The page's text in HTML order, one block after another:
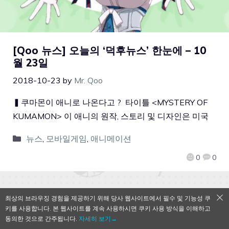
[Qoo 뉴스] 오늘의 ‘덕후뉴스’ 한눈에 – 10
월 23일
2018-10-23 by Mr. Qoo
0 0
▍쿠마몬이 애니로 나온다고 ? 타이틀 <MYSTERY OF
KUMAMON> 이 애니의 원작, 스토리 및 디자인은 미국
뉴스, 모바일게임, 애니메이션
QooApp Limited © 2026
최상의 브라우징 경험을 제공하기 위해 당사 웹사이트에서 필수 및 기능성 쿠
키를 사용합니다. 본 웹사이트를 계속 사용하시면 쿠키 사용 방식을 이해하고
동의한 것으로 간주됩니다. 자세히 보기→